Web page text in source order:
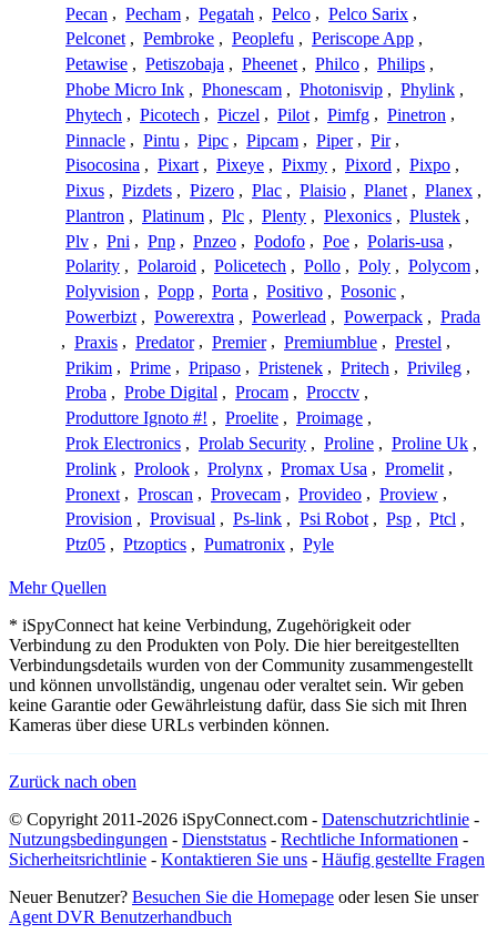
Pecan , Pecham , Pegatah , Pelco , Pelco Sarix ,
Pelconet , Pembroke , Peoplefu , Periscope App ,
Petawise , Petiszobaja , Pheenet , Philco , Philips ,
Phobe Micro Ink , Phonescam , Photonisvip , Phylink ,
Phytech , Picotech , Piczel , Pilot , Pimfg , Pinetron ,
Pinnacle , Pintu , Pipc , Pipcam , Piper , Pir ,
Pisocosina , Pixart , Pixeye , Pixmy , Pixord , Pixpo ,
Pixus , Pizdets , Pizero , Plac , Plaisio , Planet , Planex ,
Plantron , Platinum , Plc , Plenty , Plexonics , Plustek ,
Plv , Pni , Pnp , Pnzeo , Podofo , Poe , Polaris-usa ,
Polarity , Polaroid , Policetech , Pollo , Poly , Polycom ,
Polyvision , Popp , Porta , Positivo , Posonic ,
Powerbizt , Powerextra , Powerlead , Powerpack , Prada
, Praxis , Predator , Premier , Premiumblue , Prestel ,
Prikim , Prime , Pripaso , Pristenek , Pritech , Privileg ,
Proba , Probe Digital , Procam , Procctv ,
Produttore Ignoto #! , Proelite , Proimage ,
Prok Electronics , Prolab Security , Proline , Proline Uk ,
Prolink , Prolook , Prolynx , Promax Usa , Promelit ,
Pronext , Proscan , Provecam , Provideo , Proview ,
Provision , Provisual , Ps-link , Psi Robot , Psp , Ptcl ,
Ptz05 , Ptzoptics , Pumatronix , Pyle
Mehr Quellen
* iSpyConnect hat keine Verbindung, Zugehörigkeit oder
Verbindung zu den Produkten von Poly. Die hier bereitgestellten
Verbindungsdetails wurden von der Community zusammengestellt
und können unvollständig, ungenau oder veraltet sein. Wir geben
keine Garantie oder Gewährleistung dafür, dass Sie sich mit Ihren
Kameras über diese URLs verbinden können.
Zurück nach oben
© Copyright 2011-2026 iSpyConnect.com - Datenschutzrichtlinie -
Nutzungsbedingungen - Dienststatus - Rechtliche Informationen -
Sicherheitsrichtlinie - Kontaktieren Sie uns - Häufig gestellte Fragen
Neuer Benutzer? Besuchen Sie die Homepage oder lesen Sie unser
Agent DVR Benutzerhandbuch